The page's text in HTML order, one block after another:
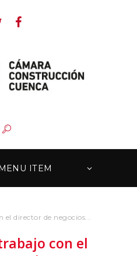
ITEM
director de negocios...
con el